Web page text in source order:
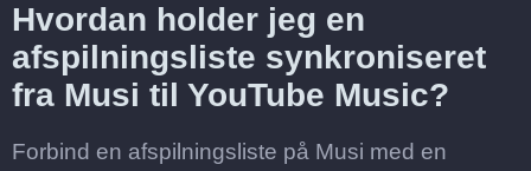
Hvordan holder jeg en
afspilningsliste synkroniseret
fra Musi til YouTube Music?
Forbind en afspilningsliste på Musi med en